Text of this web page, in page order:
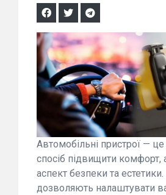
Автомобільні пристрої — це
спосіб підвищити
аспект безпеки та
дозволяють налаштувати